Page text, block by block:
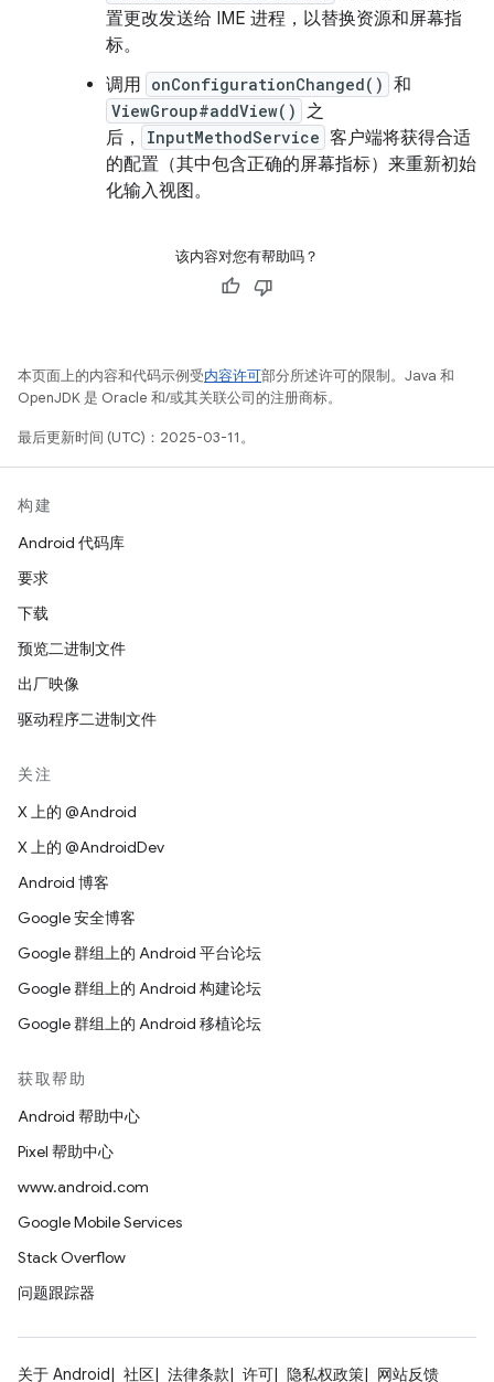
置更改发送给 IME 进程，以替换资源和屏幕指
标。
调用 onConfigurationChanged() 和
ViewGroup#addView()
之
后，
InputMethodService 客户端将获得合适
的配置（其中包含正确的屏幕指标）来重新初始
化输入视图。
该内容对您有帮助吗？
本页面上的内容和代码示例受内容许可部分所述许可的限制。Java 和
OpenJDK 是 Oracle 和/或其关联公司的注册商标。
最后更新时间 (UTC)：2025-03-11。
构建
Android 代码库
要求
下载
预览二进制文件
出厂映像
驱动程序二进制文件
关注
X 上的 @Android
X 上的 @AndroidDev
Android 博客
Google 安全博客
Google 群组上的 Android 平台论坛
Google 群组上的 Android 构建论坛
Google 群组上的 Android 移植论坛
获取帮助
Android 帮助中心
Pixel 帮助中心
www.android.com
Google Mobile Services
Stack Overflow
问题跟踪器
关于 Android 社区 法律条款 许可 隐私权政策 网站反馈